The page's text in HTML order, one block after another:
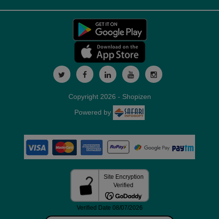
Copyright 2026 - Shopizen
Powered by